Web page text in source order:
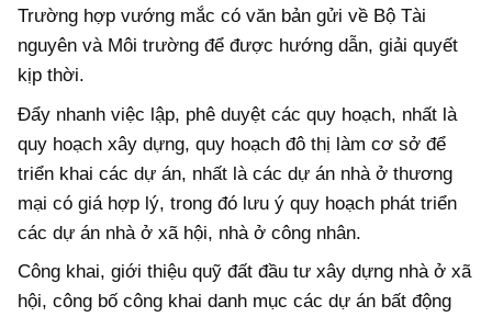
Trường hợp vướng mắc có văn bản gửi về Bộ Tài
nguyên và Môi trường để được hướng dẫn, giải quyết
kịp thời.
Đẩy nhanh việc lập, phê duyệt các quy hoạch, nhất là
quy hoạch xây dựng, quy hoạch đô thị làm cơ sở để
triển khai các dự án, nhất là các dự án nhà ở thương
mại có giá hợp lý, trong đó lưu ý quy hoạch phát triển
các dự án nhà ở xã hội, nhà ở công nhân.
Công khai, giới thiệu quỹ đất đầu tư xây dựng nhà ở xã
hội, công bố công khai danh mục các dự án bất động